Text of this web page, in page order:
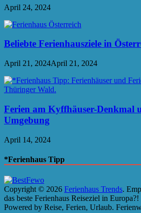
April 24, 2024
Beliebte Ferienhausziele in
April 21, 2024April 21, 2024
Ferien am Kyffhäuser-Denkmal
Umgebung
April 14, 2024
*Ferienhaus Tipp
Copyright © 2026 Ferienhaus Trends.
das beste Ferienhaus Reiseziel in Europa?!
Powered by Reise, Ferien, Urlaub.